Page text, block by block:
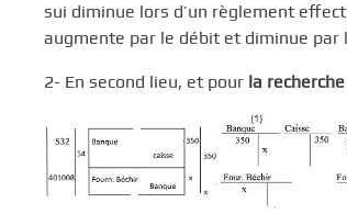
sui diminue lors d’un règlement
augmente par le débit et diminue par
2- En second lieu, et pour la